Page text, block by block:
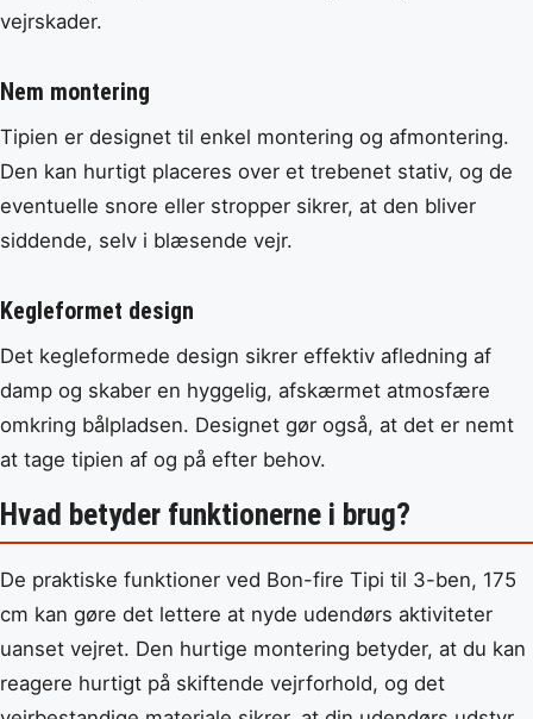
vejrskader.
Nem montering
Tipien er designet til enkel montering og afmontering.
Den kan hurtigt placeres over et trebenet stativ, og de
eventuelle snore eller stropper sikrer, at den bliver
siddende, selv i blæsende vejr.
Kegleformet design
Det kegleformede design sikrer effektiv afledning af
damp og skaber en hyggelig, afskærmet atmosfære
omkring bålpladsen. Designet gør også, at det er nemt
at tage tipien af og på efter behov.
Hvad betyder funktionerne i brug?
De praktiske funktioner ved Bon-fire Tipi til 3-ben, 175
cm kan gøre det lettere at nyde udendørs aktiviteter
uanset vejret. Den hurtige montering betyder, at du kan
reagere hurtigt på skiftende vejrforhold, og det